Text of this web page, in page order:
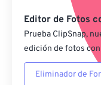
Editor de Fotos
Prueba ClipSnap,
edición de fotos
Eliminador de